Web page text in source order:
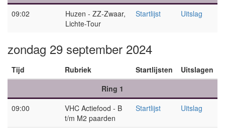
09:02
Huzen - ZZ-Zwaar,
Lichte-Tour
Startlijst Uitslag
zondag 29 september 2024
Tijd Rubriek Startlijsten
Uitslagen
Ring 1
09:00
VHC Actiefood - B
t/m M2 paarden
Startlijst Uitslag